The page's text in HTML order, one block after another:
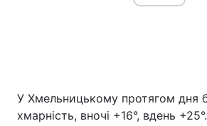
У Хмельницькому протягом дня
хмарність, вночі +16°, вдень +25°.